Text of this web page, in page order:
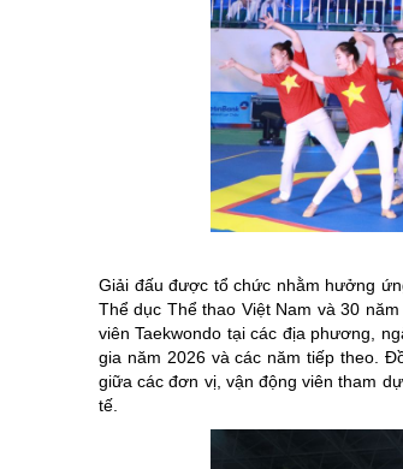
Giải đấu được tổ chức nhằm hưởng
Thể dục Thể thao Việt Nam và 30
viên Taekwondo tại các địa phương,
gia năm 2026 và các năm tiếp theo.
giữa các đơn vị, vận động viên tham
tế.